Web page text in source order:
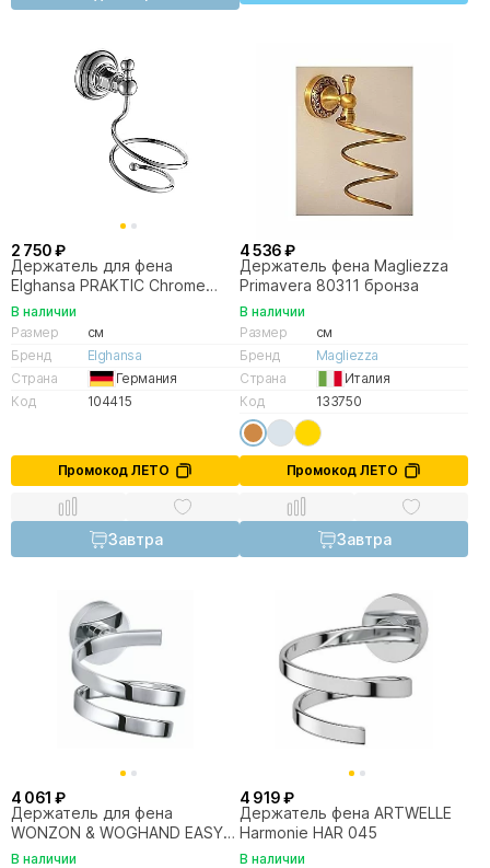
2 750 ₽
Держатель для фена
Elghansa PRAKTIC Chrome
Accessories PRK-890
В наличии
Размер
см
Бренд
Elghansa
Страна
Германия
Код
104415
Промокод ЛЕТО
Завтра
4 536 ₽
Держатель фена Magliezza
Primavera 80311 бронза
В наличии
Размер
см
Бренд
Magliezza
Страна
Италия
Код
133750
Промокод ЛЕТО
Завтра
4 061 ₽
Держатель для фена
WONZON & WOGHAND EASY
WW-8155 хром
В наличии
4 919 ₽
Держатель фена ARTWELLE
Harmonie HAR 045
В наличии